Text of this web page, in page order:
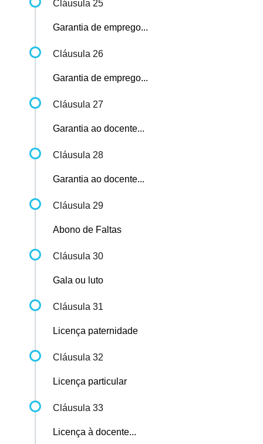
Cláusula 25
Garantia de emprego...
Cláusula 26
Garantia de emprego...
Cláusula 27
Garantia ao docente...
Cláusula 28
Garantia ao docente...
Cláusula 29
Abono de Faltas
Cláusula 30
Gala ou luto
Cláusula 31
Licença paternidade
Cláusula 32
Licença particular
Cláusula 33
Licença à docente...